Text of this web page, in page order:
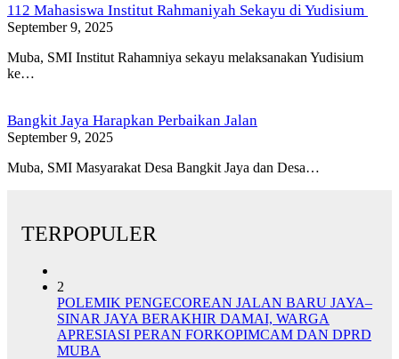
112 Mahasiswa Institut Rahmaniyah Sekayu di Yudisium
September 9, 2025
Muba, SMI Institut Rahamniya sekayu melaksanakan Yudisium
ke…
Bangkit Jaya Harapkan Perbaikan Jalan
September 9, 2025
Muba, SMI Masyarakat Desa Bangkit Jaya dan Desa…
TERPOPULER
2
POLEMIK PENGECOREAN JALAN BARU JAYA–
SINAR JAYA BERAKHIR DAMAI, WARGA
APRESIASI PERAN FORKOPIMCAM DAN DPRD
MUBA